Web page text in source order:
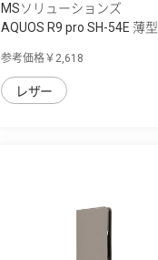
MSソリューションズ
AQUOS R9 pro SH-54E 薄
参考価格￥2,618
レザー